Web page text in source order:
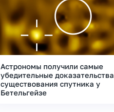
Астрономы получили самые
убедительные доказательства
существования спутника у
Бетельгейзе